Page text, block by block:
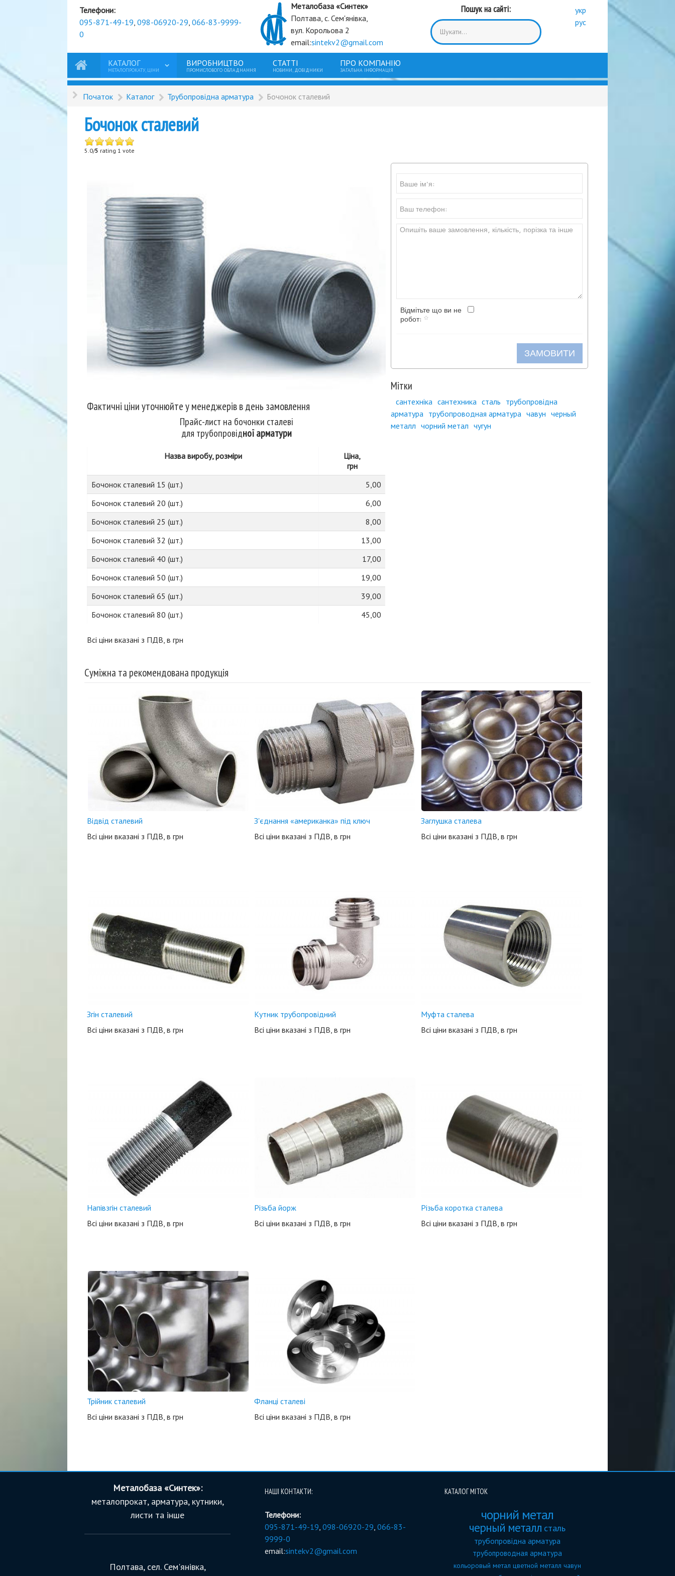
Телефони:
095-871-49-19,098-06920-29,066-83-9999-
0
Металобаза «Синтек»
Полтава, с. Сем'янівка,
вул. Корольова 2
email:sintekv2@gmail.com
Пошук на сайті:
укр
рус
КАТАЛОГ
МЕТАЛОПРОКАТУ, ЦІНИ
ВИРОБНИЦТВО
ПРОМИСЛОВОГО ОБЛАДНАННЯ
СТАТТІ
НОВИНИ, ДОВІДНИКИ
ПРО КОМПАНІЮ
ЗАГАЛЬНА ІНФОРМАЦІЯ
Початок Каталог Трубопровідна арматура Бочонок сталевий
Бочонок сталевий
5.0/5 rating 1 vote
Фактичні ціни уточнюйте у менеджерів в день замовлення
Прайс-лист на бочонки сталеві
для трубопровідної арматури
Назва виробу, розміри
Ціна,
грн
Бочонок сталевий 15 (шт.)
5,00
Бочонок сталевий 20 (шт.)
6,00
Бочонок сталевий 25 (шт.)
8,00
Бочонок сталевий 32 (шт.)
13,00
Бочонок сталевий 40 (шт.)
17,00
Бочонок сталевий 50 (шт.)
19,00
Бочонок сталевий 65 (шт.)
39,00
Бочонок сталевий 80 (шт.)
45,00
Всі ціни вказані з ПДВ, в грн
Відмітьте що ви не
робот:
ЗАМОВИТИ
Мітки
сантехніка сантехника сталь трубопровідна
арматура трубопроводная арматура чавун черный
металл чорний метал чугун
Суміжна та рекомендована продукція
Відвід сталевий
Всі ціни вказані з ПДВ, в грн
З'єднання «американка» під ключ
Всі ціни вказані з ПДВ, в грн
Заглушка сталева
Всі ціни вказані з ПДВ, в грн
Згін сталевий
Всі ціни вказані з ПДВ, в грн
Кутник трубопровідний
Всі ціни вказані з ПДВ, в грн
Муфта сталева
Всі ціни вказані з ПДВ, в грн
Напівзгін сталевий
Всі ціни вказані з ПДВ, в грн
Різьба йорж
Всі ціни вказані з ПДВ, в грн
Різьба коротка сталева
Всі ціни вказані з ПДВ, в грн
Трійник сталевий
Всі ціни вказані з ПДВ, в грн
Фланці сталеві
Всі ціни вказані з ПДВ, в грн
Металобаза «Синтек»:
металопрокат, арматура, кутники,
листи та інше
Полтава, сел. Сем'янівка,
НАШІ КОНТАКТИ:
Телефони:
095-871-49-19 098-06920-29 066-83-
9999-0
email:sintekv2@gmail.com
КАТАЛОГ МІТОК
чорний метал
черный металл сталь
трубопровідна арматура
трубопроводная арматура
кольоровый метал цветной металл чавун